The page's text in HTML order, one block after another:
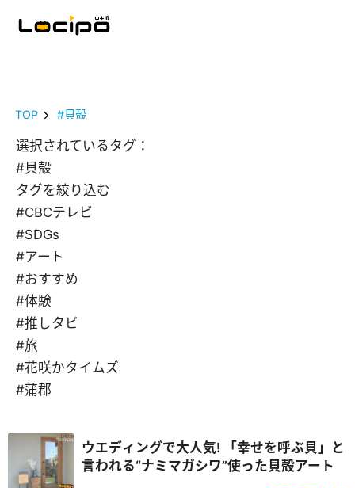
TOP #貝殻
選択されているタグ：
#貝殻
タグを絞り込む
#CBCテレビ
#SDGs
#アート
#おすすめ
#体験
#推しタビ
#旅
#花咲かタイムズ
#蒲郡
ウエディングで大人気! 「幸せを呼ぶ貝」と
言われる“ナミマガシワ”使った貝殻アート